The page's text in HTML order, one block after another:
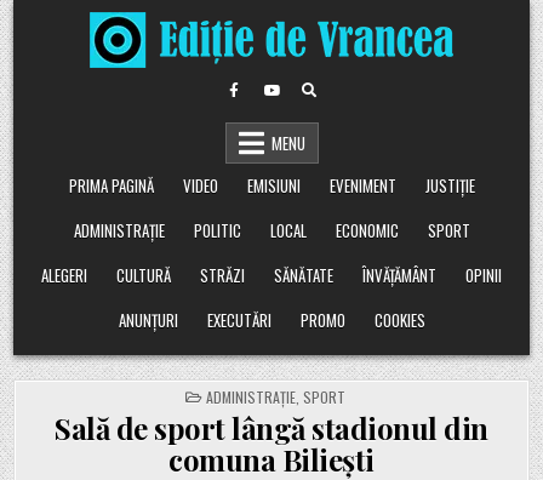
Skip
to
content
MENU
PRIMA PAGINĂ
VIDEO EMISIUNI EVENIMENT
JUSTIȚIE
ADMINISTRAȚIE
POLITIC LOCAL ECONOMIC
SPORT
ALEGERI
CULTURĂ STRĂZI SĂNĂTATE ÎNVĂȚĂMÂNT
OPINII
ANUNȚURI
EXECUTĂRI PROMO COOKIES
POSTED
IN
ADMINISTRAȚIE SPORT
Sală de sport lângă stadionul din
comuna Biliești